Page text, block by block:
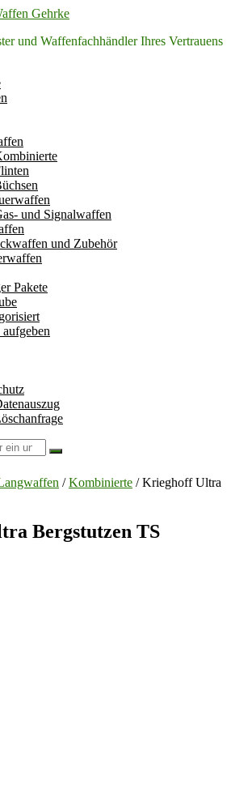
Gehrke
und Waffenfachhändler Ihres Vertrauens
und Signalwaffen
und Zubehör
Pakete
/Kombinierte / Krieghoff Ultra
Bergstutzen TS